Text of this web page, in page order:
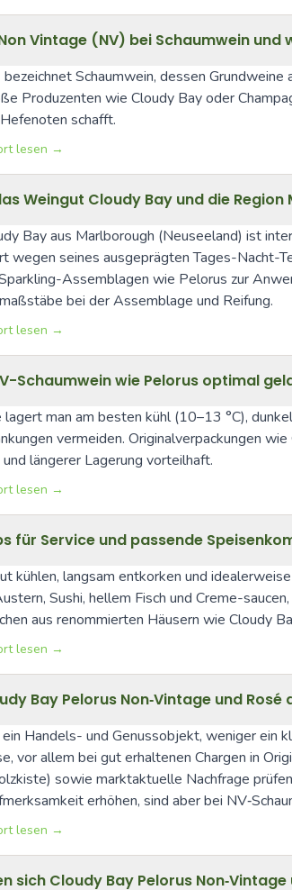
Vintage (NV) bei Schaumwein
Schaumwein, dessen
Produzenten wie Cloudy Bay oder
schafft.
lesen →
Weingut Cloudy Bay und die
Bay aus Marlborough (Neuseeland) ist
wegen seines ausgeprägten Tages-Nacht-
Assemblagen wie Pelorus zur
bei der Assemblage und Reifung.
lesen →
Schaumwein wie Pelorus optimal
man am besten kühl (10–13 °C),
vermeiden. Originalverpackungen
längerer Lagerung vorteilhaft.
lesen →
für Service und passende
kühlen, langsam entkorken und
Sushi, hellem Fisch und Creme-
aus renommierten Häusern wie Cloudy
lesen →
Bay Pelorus Non‑Vintage und
Handels- und Genussobjekt, weniger ein
vor allem bei gut erhaltenen Chargen in
sowie marktaktuelle Nachfrage
erhöhen, sind aber bei
lesen →
sich Cloudy Bay Pelorus